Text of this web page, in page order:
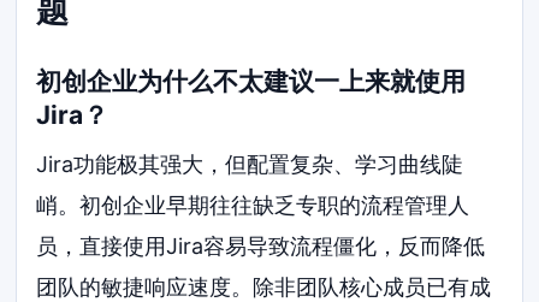
题
初创企业为什么不太建议一上来就使用
Jira？
Jira功能极其强大，但配置复杂、学习曲线陡
峭。初创企业早期往往缺乏专职的流程管理人
员，直接使用Jira容易导致流程僵化，反而降低
团队的敏捷响应速度。除非团队核心成员已有成